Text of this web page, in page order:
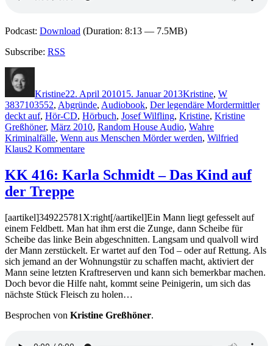
Podcast: Download (Duration: 8:13 — 7.5MB)
Subscribe: RSS
Kristine22. April 201015. Januar 2013Kristine, W
3837103552, Abgründe, Audiobook, Der legendäre Mordermittler
deckt auf, Hör-CD, Hörbuch, Josef Wilfling, Kristine, Kristine
Greßhöner, März 2010, Random House Audio, Wahre
Kriminalfälle, Wenn aus Menschen Mörder werden, Wilfried
Klaus2 Kommentarezu
421:
Josef
Abgründe
(Audio)
KK 416: Karla Schmidt – Das Kind auf
der Treppe
[aartikel]349225781X:right[/aartikel]Ein Mann liegt gefesselt auf
einem Feldbett. Man hat ihm erst die Zunge, dann Scheibe für
Scheibe das linke Bein abgeschnitten. Langsam und qualvoll wird
der Mann zerstückelt. Er wartet auf den Tod – oder auf Rettung. Als
sich jemand an der Wohnungstür zu schaffen macht, aktiviert der
Mann seine letzten Kraftreserven und kann sich bemerkbar machen.
Doch bevor die Hilfe naht, kommt seine Peinigerin, um sich das
nächste Stück Fleisch zu holen…
Besprochen von Kristine Greßhöner.